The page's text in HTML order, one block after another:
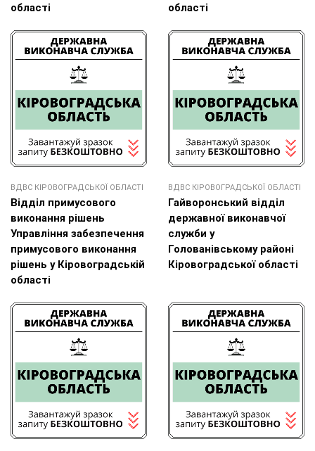
області
області
ВДВС КІРОВОГРАДСЬКОЇ ОБЛАСТІ
Відділ примусового
виконання рішень
Управління забезпечення
примусового виконання
рішень у Кіровоградській
області
ВДВС КІРОВОГРАДСЬКОЇ ОБЛАСТІ
Гайворонський відділ
державної виконавчої
служби у
Голованівському районі
Кіровоградської області